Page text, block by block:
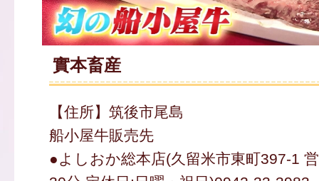
實本畜産
【住所】筑後市尾島
船小屋牛販売先
●よしおか総本店(久留米市東町397-1